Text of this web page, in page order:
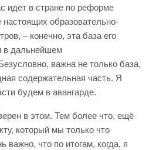
идёт в стране по реформе
настоящих образовательно-
– конечно, эта база его
в дальнейшем
важна не только база,
содержательная часть. Я
будем в авангарде.
в этом. Тем более что, ещё
который мы только что
важно, что по итогам, когда, я